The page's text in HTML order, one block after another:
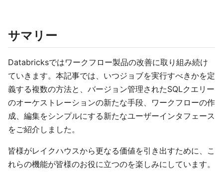
サマリー
Databricksではワークフロー製品の改善に取り組み続け
ていきます。本記事では、いつジョブを実行すべきかを定
義する複数の方法と、バージョン管理されたSQLクエリー
のオーケストレーションの新たな手段、ワークフローの作
成、編集をシンプルにする新たなユーザーインタフェース
をご紹介しました。
皆様がレイクハウスから更なる価値を引き出すために、こ
れらの機能が皆様のお役に立つのを楽しみにしています。